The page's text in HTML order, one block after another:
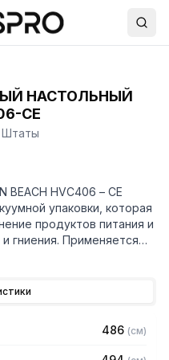
НАСТОЛЬНЫЙ
CE
BEACH HVC406 – CE
упаковки, которая
продуктов питания и
гниения. Применяется
сухофруктов,
486 (см)